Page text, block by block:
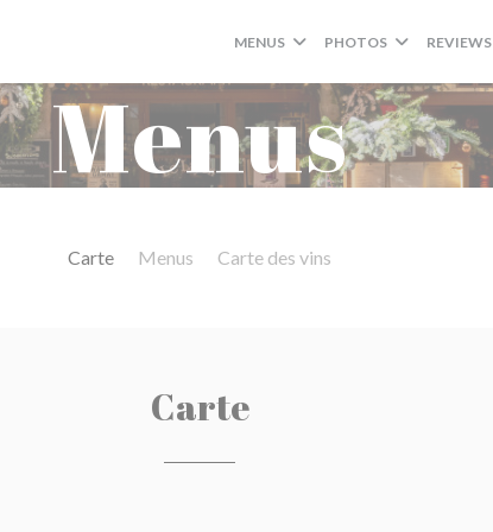
MENUS PHOTOS REVIEWS
Menus
Carte Menus Carte des vins
Carte